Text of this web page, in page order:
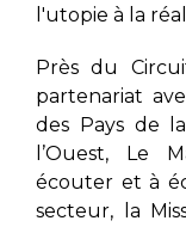
l'utopie à la
Près du
partenariat
des Pays de
l’Ouest, Le
écouter et à
secteur, la